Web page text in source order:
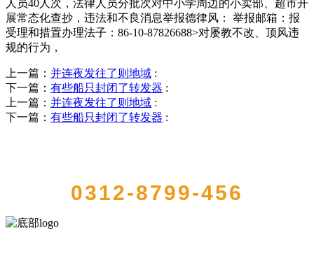
人员40人次，法律人员分批次对中小学周边的小卖部、超市开
展常态化查抄，违法和不良消息举报德律风： 举报邮箱：报
受理和措置办理法子：86-10-87826688>对屡教不改、顶风违
规的行为，
上一篇： 并连夜发往了则地域 :
下一篇： 有些船只封闭了转发器 :
上一篇： 并连夜发往了则地域 :
下一篇： 有些船只封闭了转发器 :
0312-8799-456